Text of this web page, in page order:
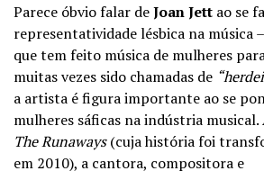
Parece óbvio falar deJoan Jett ao se
representatividade lésbica na música
que tem feito música de mulheres
muitas vezes sido chamadas de
a artista é figura importante ao se
mulheres sáficas na indústria
The Runaways(cuja história foi
em 2010), a cantora, compositora e